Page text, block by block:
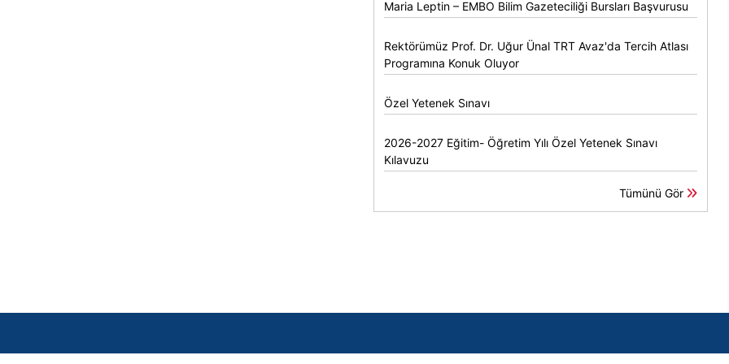
Maria Leptin – EMBO Bilim Gazeteciliği Bursları Başvurusu
Rektörümüz Prof. Dr. Uğur Ünal TRT Avaz'da Tercih Atlası
Programına Konuk Oluyor
Özel Yetenek Sınavı
2026-2027 Eğitim- Öğretim Yılı Özel Yetenek Sınavı
Kılavuzu
Tümünü Gör